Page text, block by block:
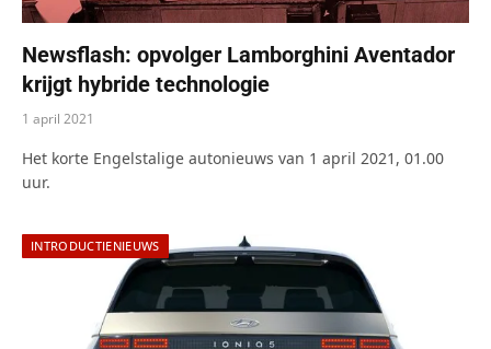
Newsflash: opvolger Lamborghini Aventador
krijgt hybride technologie
1 april 2021
Het korte Engelstalige autonieuws van 1 april 2021, 01.00
uur.
INTRODUCTIENIEUWS